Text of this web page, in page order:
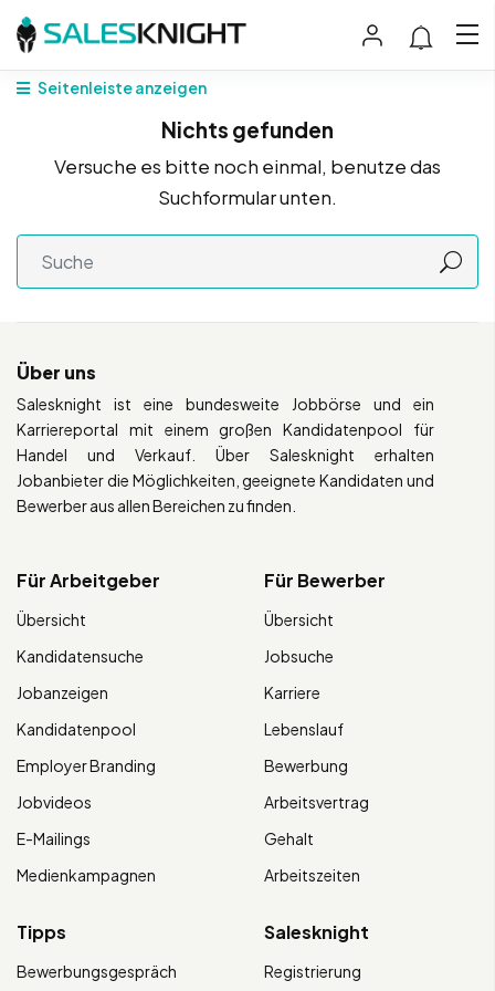
Seitenleiste anzeigen
Nichts gefunden
Versuche es bitte noch einmal, benutze das
Suchformular unten.
Über uns
Salesknight ist eine bundesweite Jobbörse und ein
Karriereportal mit einem großen Kandidatenpool für
Handel und Verkauf. Über Salesknight erhalten
Jobanbieter die Möglichkeiten, geeignete Kandidaten und
Bewerber aus allen Bereichen zu finden.
Für Arbeitgeber
Übersicht
Kandidatensuche
Jobanzeigen
Kandidatenpool
Employer Branding
Jobvideos
E-Mailings
Medienkampagnen
Für Bewerber
Übersicht
Jobsuche
Karriere
Lebenslauf
Bewerbung
Arbeitsvertrag
Gehalt
Arbeitszeiten
Tipps
Bewerbungsgespräch
Salesknight
Registrierung